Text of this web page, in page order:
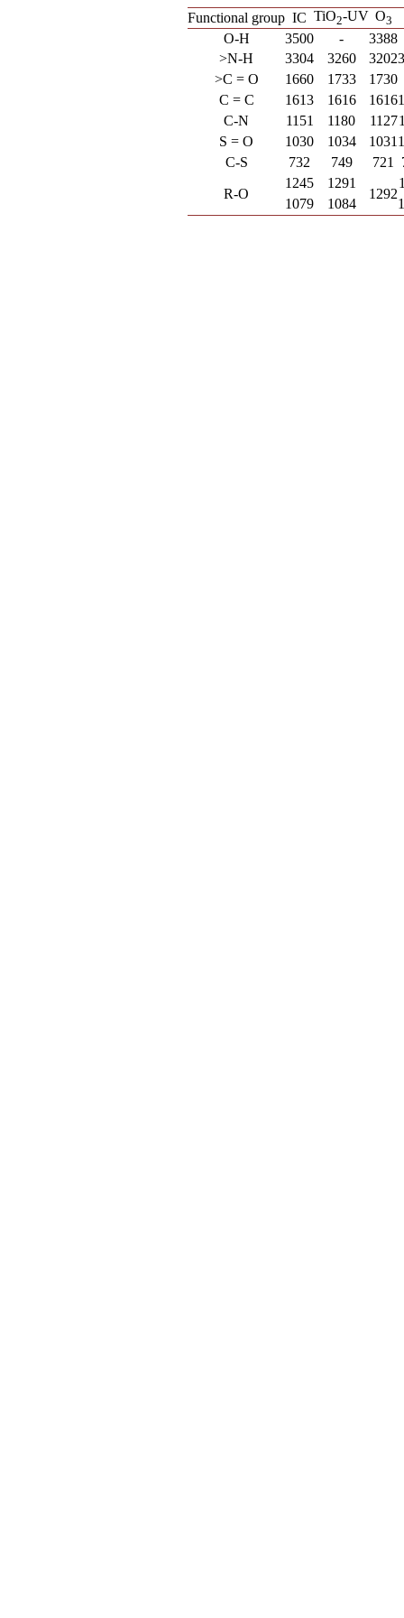
Functional group IC TiO2-UV O3
O-H
3500 -
3388
>N-H
3304 3260 3202
>C = O
1660 1733
1730
C = C
1613 1616 1616
C-N
1151 1180 1127
S = O
1030 1034 1031
C-S
732 749 721
R-O
1245 1291
1292
1079
1084